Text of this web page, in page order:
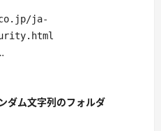
ja-
ダム文字列のフォルダ